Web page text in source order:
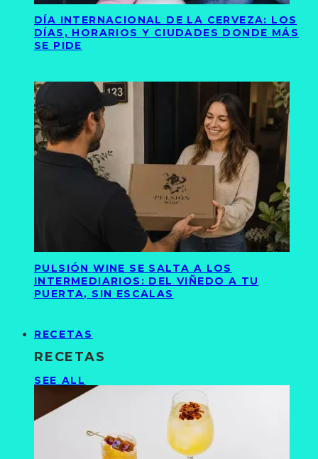
DÍA INTERNACIONAL DE LA CERVEZA: LOS
DÍAS, HORARIOS Y CIUDADES DONDE MÁS
SE PIDE
PULSIÓN WINE SE SALTA A LOS
INTERMEDIARIOS: DEL VIÑEDO A TU
PUERTA, SIN ESCALAS
RECETAS
RECETAS
SEE ALL